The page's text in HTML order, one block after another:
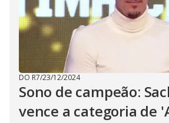
DO R7/23/12/2024
Sono de campeão:
vence a categoria de